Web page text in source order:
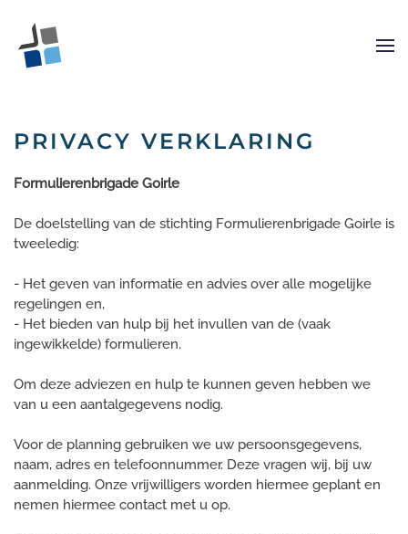
Terug naar hoofdinhoud
PRIVACY VERKLARING
Formulierenbrigade Goirle
De doelstelling van de stichting Formulierenbrigade Goirle is
tweeledig:
- Het geven van informatie en advies over alle mogelijke
regelingen en,
- Het bieden van hulp bij het invullen van de (vaak
ingewikkelde) formulieren.
Om deze adviezen en hulp te kunnen geven hebben we
van u een aantalgegevens nodig.
Voor de planning gebruiken we uw persoonsgegevens,
naam, adres en telefoonnummer. Deze vragen wij, bij uw
aanmelding. Onze vrijwilligers worden hiermee geplant en
nemen hiermee contact met u op.